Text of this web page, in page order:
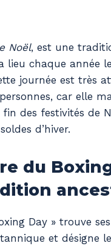
Noël, est une
lieu chaque année
journée est très
car elle
des festivités de
d’hiver.
du
Day » trouve
et désigne